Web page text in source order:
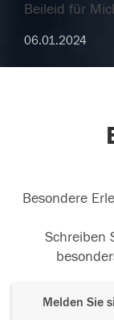
Beileid für
06.01.2024
Besondere
Schreiben
Melden Sie